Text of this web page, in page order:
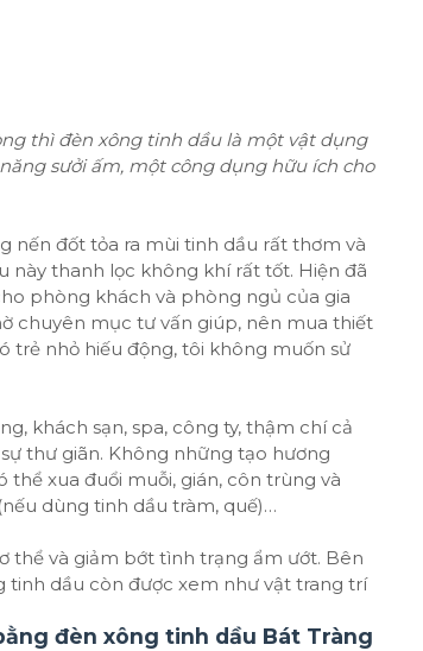
thì đèn xông tinh dầu là một vật dụng
sưởi ấm, một công dụng hữu ích cho
nến đốt tỏa ra mùi tinh dầu rất thơm và
này thanh lọc không khí rất tốt. Hiện đã
phòng khách và phòng ngủ của gia
chuyên mục tư vấn giúp, nên mua thiết
trẻ nhỏ hiếu động, tôi không muốn sử
khách sạn, spa, công ty, thậm chí cả
thư giãn. Không những tạo hương
xua đuổi muỗi, gián, côn trùng và
dùng tinh dầu tràm, quế)…
thể và giảm bớt tình trạng ẩm ướt. Bên
tinh dầu còn được xem như vật trang trí
đèn xông tinh dầu Bát Tràng